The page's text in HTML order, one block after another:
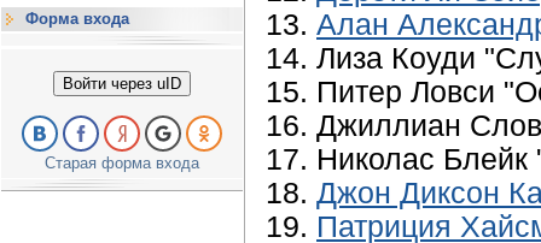
Форма входа
Войти через uID
Старая форма входа
13. Алан
14. Лиза Коуди
15. Питер Ловси
16. Джиллиан
17. Николас
18. Джон Диксон
19. Патриция